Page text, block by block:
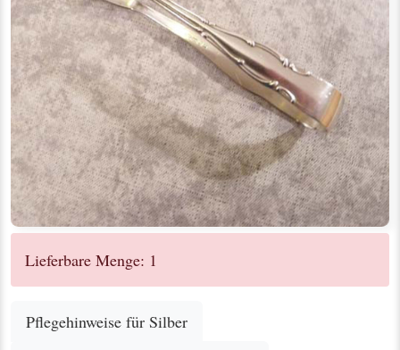
Lieferbare Menge: 1
Pflegehinweise für Silber